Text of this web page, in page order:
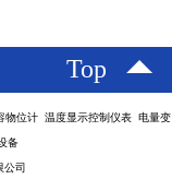
Top
位计 温度显示控制仪表 电量变
备
公司